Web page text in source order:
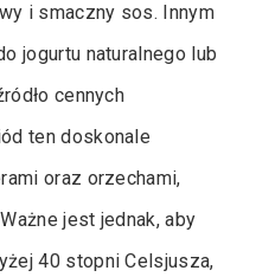
i smaczny sos. Innym
jogurtu naturalnego lub
cennych
ten doskonale
oraz orzechami,
jest jednak, aby
40 stopni Celsjusza,